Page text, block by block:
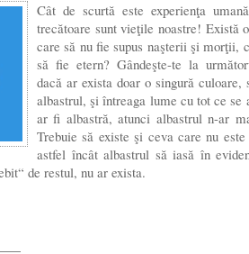
Cât de scurtă este experienţa
trecătoare sunt vieţile noastre! Există
care să nu fie supus naşterii şi morţii,
să fie etern? Gândeşte-te la
dacă ar exista doar o singură culoare,
albastrul, şi întreaga lume cu tot ce se
ar fi albastră, atunci albastrul n-ar
Trebuie să existe şi ceva care nu este
astfel încât albastrul să iasă în
de restul, nu ar exista.